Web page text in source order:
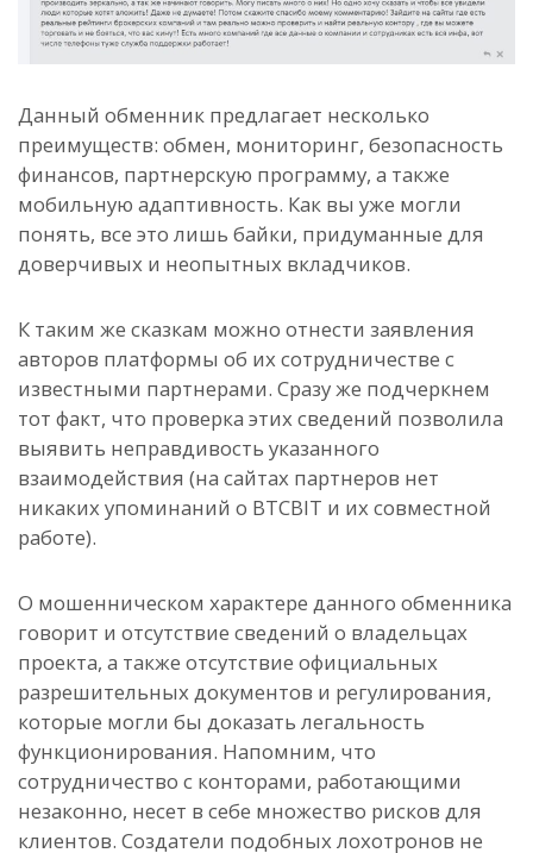
Данный обменник предлагает несколько
преимуществ: обмен, мониторинг, безопасность
финансов, партнерскую программу, а также
мобильную адаптивность. Как вы уже могли
понять, все это лишь байки, придуманные для
доверчивых и неопытных вкладчиков.
К таким же сказкам можно отнести заявления
авторов платформы об их сотрудничестве с
известными партнерами. Сразу же подчеркнем
тот факт, что проверка этих сведений позволила
выявить неправдивость указанного
взаимодействия (на сайтах партнеров нет
никаких упоминаний о BTCBIT и их совместной
работе).
О мошенническом характере данного обменника
говорит и отсутствие сведений о владельцах
проекта, а также отсутствие официальных
разрешительных документов и регулирования,
которые могли бы доказать легальность
функционирования. Напомним, что
сотрудничество с конторами, работающими
незаконно, несет в себе множество рисков для
клиентов. Создатели подобных лохотронов не